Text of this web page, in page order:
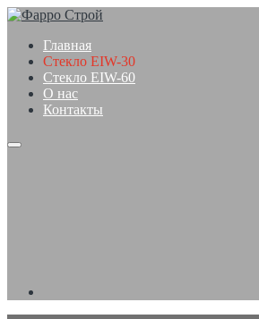
Главная
Стекло EIW-30
Стекло EIW-60
О нас
Контакты